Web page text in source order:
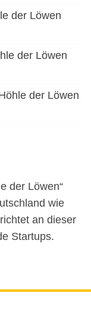
der Löwen
der Löwen
der Löwen
der Löwen“
wie
an dieser
Startups.